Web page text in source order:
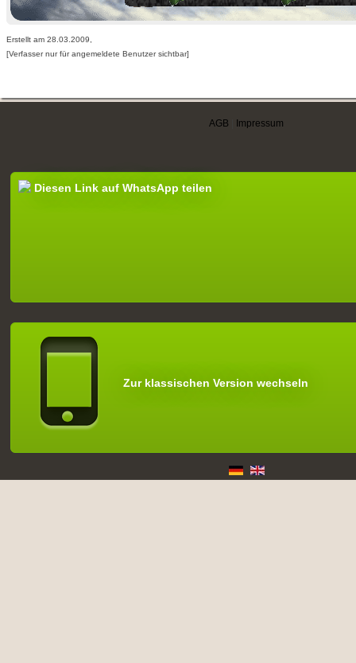
Erstellt am 28.03.2009,
[Verfasser nur für angemeldete Benutzer sichtbar]
AGB Impressum
Diesen Link auf WhatsApp teilen
Zur klassischen Version wechseln